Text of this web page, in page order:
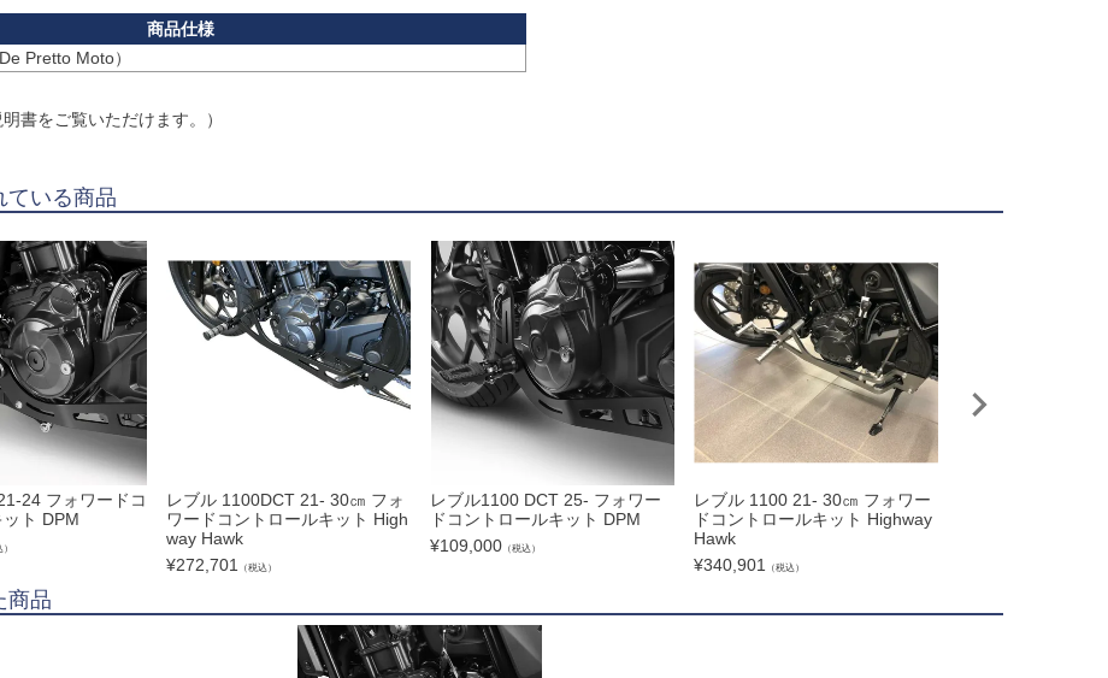
書をご覧いただけます。）
ている商品
24 フォワードコ
ト DPM
レブル 1100DCT 21- 30㎝ フォ
ワードコントロールキット High
way Hawk
¥272,701 （税込）
レブル1100 DCT 25- フォワー
ドコントロールキット DPM
¥109,000 （税込）
レブル 1100 21- 30㎝ フォワー
ドコントロールキット Highway
Hawk
¥340,901 （税込）
商品